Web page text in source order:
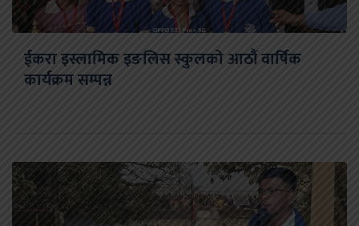
ईकरा इस्लामिक इङलिस स्कुलको आठौं वार्षिक
कार्यक्रम सम्पन्न